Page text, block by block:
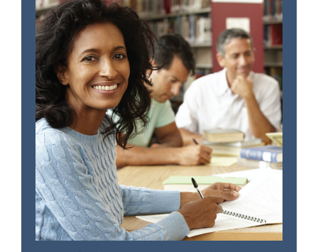
Aprenda algo nuevo
Ofrecemos una gran variedad de clases de
educación comunitaria y profesional. Con
programas para padres, promoción de la
salud mental, ofertas profesionales y clases
de salud y seguridad, ¡hay algo para todos!
VER LAS PRÓXIMAS CLASES